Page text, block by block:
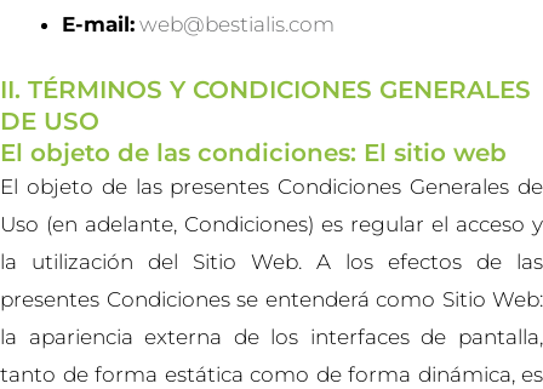
E-mail: web@bestialis.com
II. TÉRMINOS Y CONDICIONES GENERALES
DE USO
El objeto de las condiciones: El sitio web
El objeto de las presentes Condiciones Generales de
Uso (en adelante, Condiciones) es regular el acceso y
la utilización del Sitio Web. A los efectos de las
presentes Condiciones se entenderá como Sitio Web:
la apariencia externa de los interfaces de pantalla,
tanto de forma estática como de forma dinámica, es